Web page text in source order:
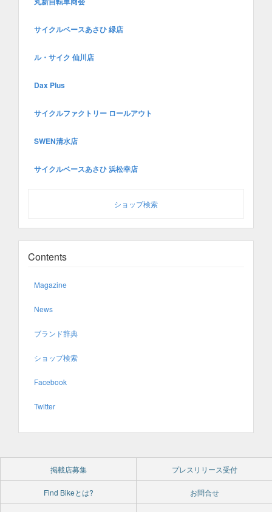
サイクルベースあさひ 緑店
ル・サイク 仙川店
Dax Plus
サイクルファクトリー ロールアウト
SWEN清水店
サイクルベースあさひ 浜松幸店
ショップ検索
Contents
Magazine
News
ブランド辞典
ショップ検索
Facebook
Twitter
掲載店募集 プレスリリース受付
Find Bikeとは? お問合せ